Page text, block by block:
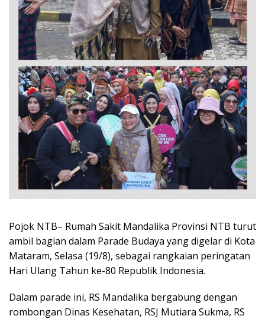
Pojok NTB– Rumah Sakit Mandalika Provinsi NTB turut
ambil bagian dalam Parade Budaya yang digelar di Kota
Mataram, Selasa (19/8), sebagai rangkaian peringatan
Hari Ulang Tahun ke-80 Republik Indonesia.
Dalam parade ini, RS Mandalika bergabung dengan
rombongan Dinas Kesehatan, RSJ Mutiara Sukma, RS